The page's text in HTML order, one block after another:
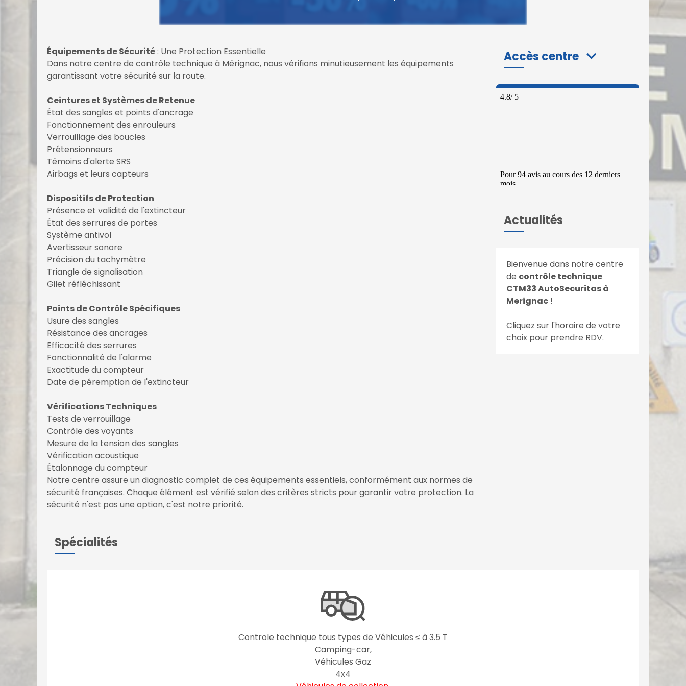
Équipements de Sécurité: Une Protection Essentielle
Dans notre centre de contrôle technique à Mérignac, nous vérifions minutieusement les équipements
garantissant votre sécurité sur la route.
Ceintures et Systèmes de Retenue
État des sangles et points d'ancrage
Fonctionnement des enrouleurs
Verrouillage des boucles
Prétensionneurs
Témoins d'alerte SRS
Airbags et leurs capteurs
Dispositifs de Protection
Présence et validité de l'extincteur
État des serrures de portes
Système antivol
Avertisseur sonore
Précision du tachymètre
Triangle de signalisation
Gilet réfléchissant
Points de Contrôle Spécifiques
Usure des sangles
Résistance des ancrages
Efficacité des serrures
Fonctionnalité de l'alarme
Exactitude du compteur
Date de péremption de l'extincteur
Vérifications Techniques
Tests de verrouillage
Contrôle des voyants
Mesure de la tension des sangles
Vérification acoustique
Étalonnage du compteur
Notre centre assure un diagnostic complet de ces équipements essentiels, conformément aux normes de
sécurité françaises. Chaque élément est vérifié selon des critères stricts pour garantir votre protection. La
sécurité n'est pas une option, c'est notre priorité.
Accès centre
Actualités
Bienvenue dans notre centre
de contrôle technique
CTM33 AutoSecuritas à
Merignac !
Cliquez sur l'horaire de votre
choix pour prendre RDV.
Spécialités
Controle technique tous types de Véhicules ≤ à 3.5 T
Camping-car,
Véhicules Gaz
4x4